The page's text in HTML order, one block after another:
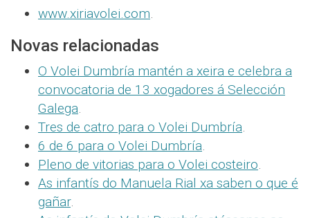
www.xiriavolei.com
Novas relacionadas
O Volei Dumbría mantén a xeira e celebra a
convocatoria de 13 xogadores á Selección
Galega
Tres de catro para o Volei Dumbría
6 de 6 para o Volei Dumbría
Pleno de vitorias para o Volei costeiro
As infantís do Manuela Rial xa saben o que é
gañar.